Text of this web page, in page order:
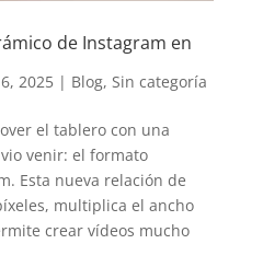
de Instagram en
2025| Blog, Sin categoría
el tablero con una
venir: el formato
Esta nueva relación de
multiplica el ancho
crear vídeos mucho